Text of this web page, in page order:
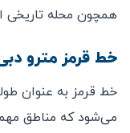
همچون محله تاریخی
خط قرمز مترو
خط قرمز به عنوان
می‌شود که مناطق